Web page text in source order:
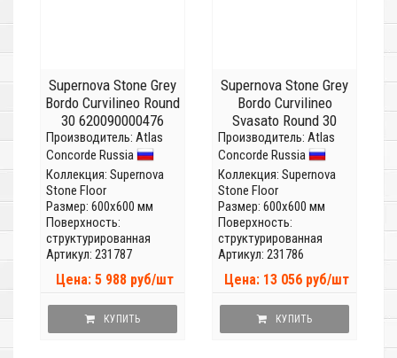
Supernova Stone Grey
Bordo Curvilineo Round
30 620090000476
Производитель: Atlas
Concorde Russia
Коллекция: Supernova
Stone Floor
Размер: 600x600 мм
Поверхность:
структурированная
Артикул: 231787
Цена: 5 988 руб/шт
КУПИТЬ
Supernova Stone Grey
Bordo Curvilineo
Svasato Round 30
620090000475
Производитель: Atlas
Concorde Russia
Коллекция: Supernova
Stone Floor
Размер: 600x600 мм
Поверхность:
структурированная
Артикул: 231786
Цена: 13 056 руб/шт
КУПИТЬ